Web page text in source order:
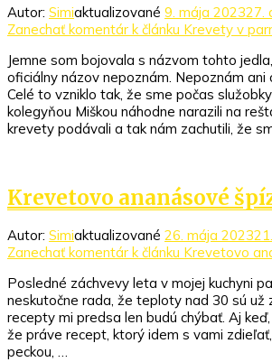
Autor: Simiaktualizované 9. mája 202327.
Zanechať komentár k článku Krevety v
Jemne som bojovala s názvom tohto
oficiálny názov nepoznám. Nepoznám ani
Celé to vzniklo tak, že sme počas
kolegyňou Miškou náhodne narazili na
krevety podávali a tak nám zachutili, že
Krevetovo ananásové
Autor: Simiaktualizované 26. mája 2023
Zanechať komentár k článku Krevetovo
Posledné záchvevy leta v mojej kuchyni
neskutočne rada, že teploty nad 30 sú už
recepty mi predsa len budú chýbať. Aj
že práve recept, ktorý idem s vami
peckou, …